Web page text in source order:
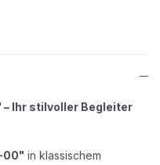
Ihr stilvoller Begleiter
00" in klassischem